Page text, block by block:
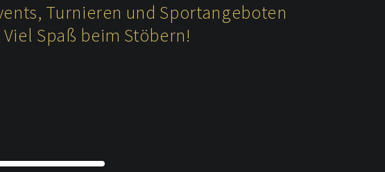
Turnieren und Sportangeboten
Spaß beim Stöbern!